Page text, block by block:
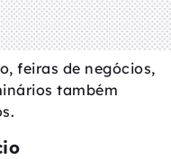
feiras de negócios,
também